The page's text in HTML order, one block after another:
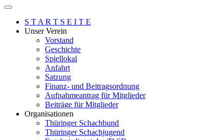
S T A R T S E I T E
Unser Verein
Vorstand
Geschichte
Spiellokal
Anfahrt
Satzung
Finanz- und Beitragsordnung
Aufnahmeantrag für Mitglieder
Beiträge für Mitglieder
Organisationen
Thüringer Schachbund
Thüringer Schachjugend